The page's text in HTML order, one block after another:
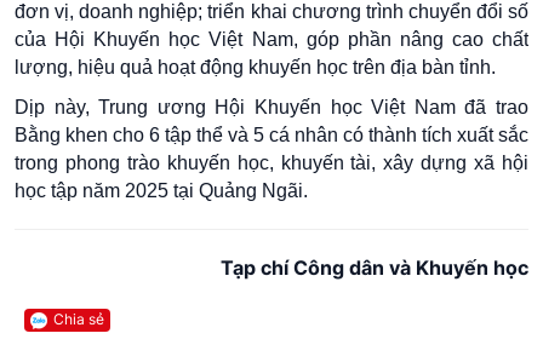
đơn vị, doanh nghiệp; triển khai chương trình chuyển đổi số
của Hội Khuyến học Việt Nam, góp phần nâng cao chất
lượng, hiệu quả hoạt động khuyến học trên địa bàn tỉnh.
Dịp này, Trung ương Hội Khuyến học Việt Nam đã trao
Bằng khen cho 6 tập thể và 5 cá nhân có thành tích xuất sắc
trong phong trào khuyến học, khuyến tài, xây dựng xã hội
học tập năm 2025 tại Quảng Ngãi.
Tạp chí Công dân và Khuyến học
Chia sẻ